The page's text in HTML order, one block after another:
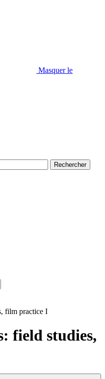
Masquer le
Rechercher
film practice I
field studies,